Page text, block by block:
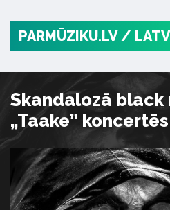
PARMŪZIKU.LV /
Skandalozā
„Taake”